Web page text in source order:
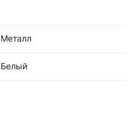
Металл
Белый